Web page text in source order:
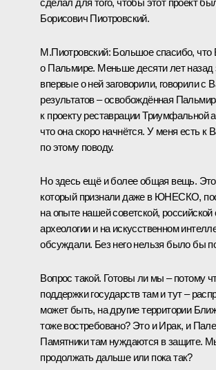
Борисович Пиотровский.
М.Пиотровский: Большое спасибо,
о Пальмире. Меньше десяти лет назад
впервые о ней заговорили, говорили
результатов – освобождённая
к проекту реставрации Триумфальной
что она скоро начнётся. У меня есть к
по этому поводу.
Но здесь ещё и более общая вещь.
который признали даже в ЮНЕСКО,
на опыте нашей советской, российской
археологии и на искусственном
обсуждали. Без него нельзя было бы
Вопрос такой. Готовы ли мы – потому
поддержки государств там и тут –
может быть, на другие территории
тоже востребовано? Это и Ирак, и
Памятники там нуждаются в защите.
продолжать дальше или пока так?